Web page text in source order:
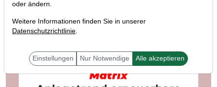
oder ändern.
Weitere Informationen finden Sie in unserer
Datenschutzrichtlinie.
Einstellungen Nur Notwendige Alle akzeptieren